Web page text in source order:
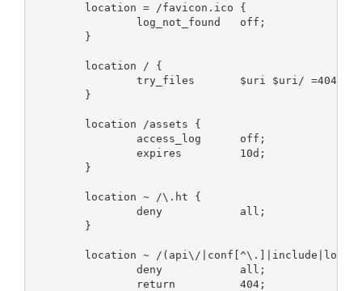
        location = /favicon.ico {
                log_not_found   off;
        }
        location / {
                try_files       $uri $uri/ =404;
        }
        location /assets {
                access_log      off;
                expires         10d;
        }
        location ~ /\.ht {
                deny            all;
        }
location ~ /(api\/
                deny            all;
                return          404;